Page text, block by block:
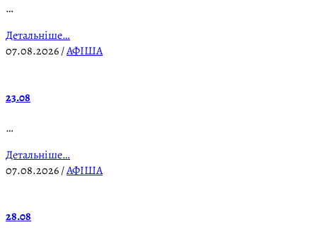
…
Детальніше…
07.08.2026/АФІША
23.08
…
Детальніше…
07.08.2026/АФІША
28.08